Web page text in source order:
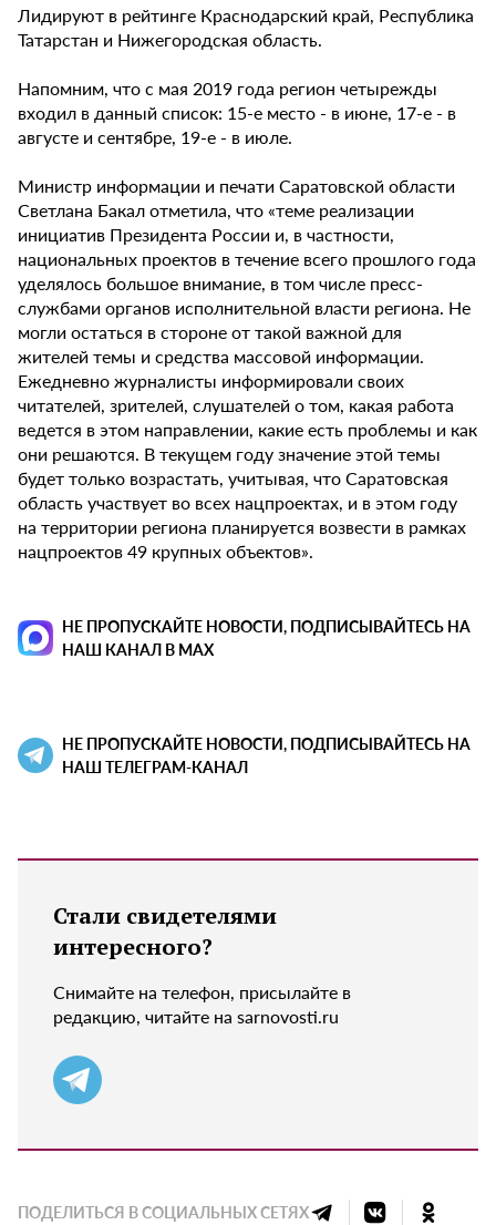
Лидируют в рейтинге Краснодарский край, Республика
Татарстан и Нижегородская область.
Напомним, что с мая 2019 года регион четырежды
входил в данный список: 15-е место - в июне, 17-е - в
августе и сентябре, 19-е - в июле.
Министр информации и печати Саратовской области
Светлана Бакал отметила, что «теме реализации
инициатив Президента России и, в частности,
национальных проектов в течение всего прошлого года
уделялось большое внимание, в том числе пресс-
службами органов исполнительной власти региона. Не
могли остаться в стороне от такой важной для
жителей темы и средства массовой информации.
Ежедневно журналисты информировали своих
читателей, зрителей, слушателей о том, какая работа
ведется в этом направлении, какие есть проблемы и как
они решаются. В текущем году значение этой темы
будет только возрастать, учитывая, что Саратовская
область участвует во всех нацпроектах, и в этом году
на территории региона планируется возвести в рамках
нацпроектов 49 крупных объектов».
НЕ ПРОПУСКАЙТЕ НОВОСТИ, ПОДПИСЫВАЙТЕСЬ НА
НАШ КАНАЛ В MAX
НЕ ПРОПУСКАЙТЕ НОВОСТИ, ПОДПИСЫВАЙТЕСЬ НА
НАШ ТЕЛЕГРАМ-КАНАЛ
Стали свидетелями
интересного?
Снимайте на телефон, присылайте в
редакцию, читайте на sarnovosti.ru
ПОДЕЛИТЬСЯ В СОЦИАЛЬНЫХ СЕТЯХ